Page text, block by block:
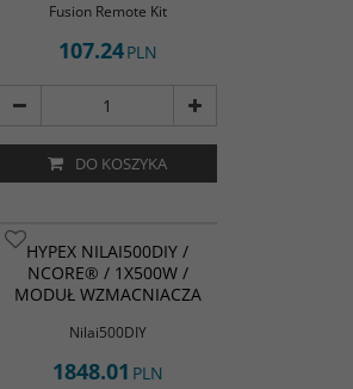
Fusion Remote Kit
107.24PLN
DO KOSZYKA
HYPEX NILAI500DIY /
NCORE® / 1X500W /
MODUŁ WZMACNIACZA
Nilai500DIY
1848.01 PLN